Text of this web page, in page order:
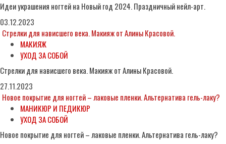
Идеи украшения ногтей на Новый год 2024. Праздничный нейл-арт.
03.12.2023
Стрелки для нависшего века. Макияж от Алины Красовой.
МАКИЯЖ
УХОД ЗА СОБОЙ
Стрелки для нависшего века. Макияж от Алины Красовой.
27.11.2023
Новое покрытие для ногтей – лаковые пленки. Альтернатива гель-лаку?
МАНИКЮР И ПЕДИКЮР
УХОД ЗА СОБОЙ
Новое покрытие для ногтей – лаковые пленки. Альтернатива гель-лаку?